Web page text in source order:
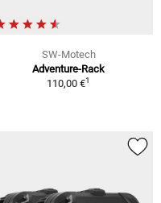
SW-Motech
Adventure-Rack
110,00 €1